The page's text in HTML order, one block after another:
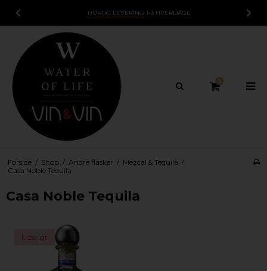
HURTIG LEVERING 1-3 HVERDAGE
0
Forside / Shop / Andre flasker / Mezcal & Tequila /
Casa Noble Tequila
Casa Noble Tequila
Udsolgt